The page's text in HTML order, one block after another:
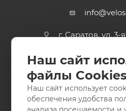
г. Саратов, ул. 3-
Наш сайт
файлы Cookies
Наш сайт использует
обеспечения удобства